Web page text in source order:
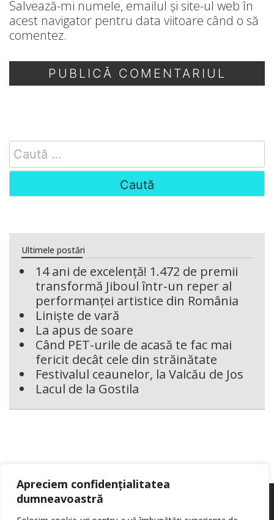
Apreciem confidențialitatea
dumneavoastră
Salvează-mi numele, emailul și site-ul web în
acest navigator pentru data viitoare când o să
comentez.
Search
for:
Ultimele postări
14 ani de excelență! 1.472 de premii
transformă Jiboul într-un reper al
performanței artistice din România
Liniște de vară
La apus de soare
Când PET-urile de acasă te fac mai
fericit decât cele din străinătate
Festivalul ceaunelor, la Valcău de Jos
Lacul de la Gostila